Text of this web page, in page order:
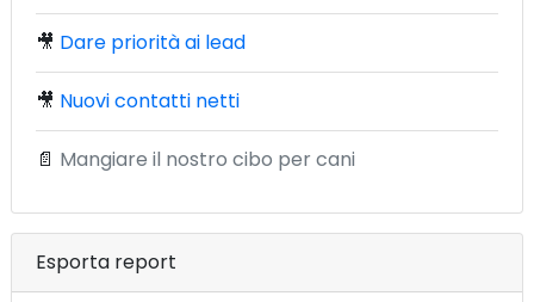
🎥 Dare priorità ai lead
🎥 Nuovi contatti netti
📄 Mangiare il nostro cibo per cani
Esporta report